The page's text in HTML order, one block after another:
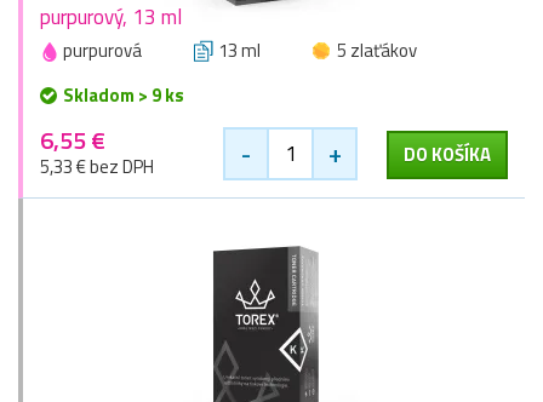
purpurový, 13 ml
purpurová 13 ml
5 zlaťákov
Skladom > 9 ks
6,55 €
5,33 € bez DPH - + DO KOŠÍKA